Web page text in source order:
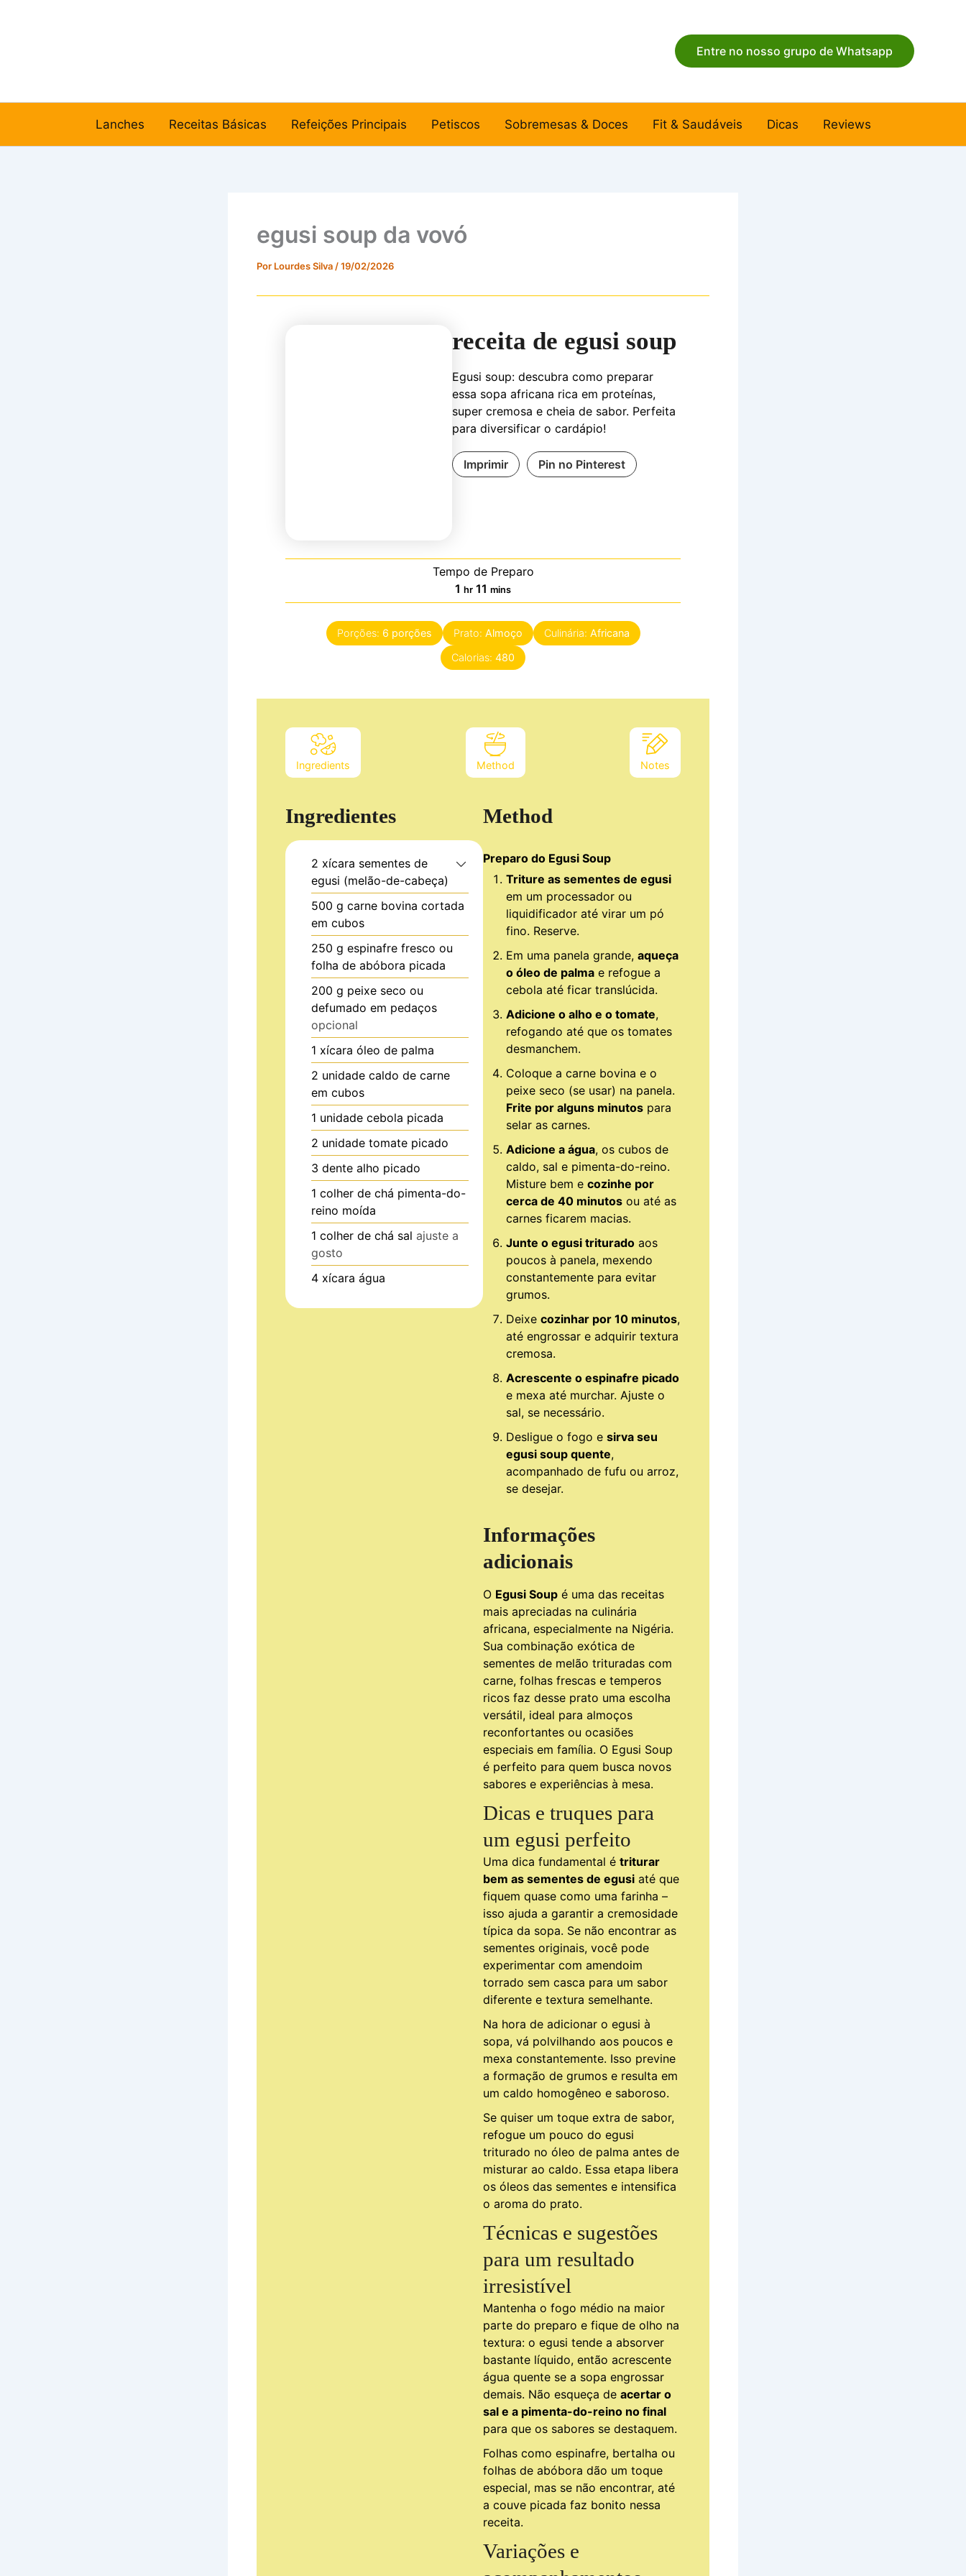
Entre no nosso grupo de Whatsapp
Lanches Receitas Básicas Refeições Principais Petiscos Sobremesas & Doces Fit & Saudáveis Dicas Reviews
egusi soup da vovó
Por Lourdes Silva /19/02/2026
receita de egusi soup
Egusi soup: descubra como preparar
essa sopa africana rica em proteínas,
super cremosa e cheia de sabor. Perfeita
para diversificar o cardápio!
Imprimir Pin no Pinterest
Tempo de Preparo
1 hora
hr 11 minutes
mins
Porções: 6 porções Prato: Almoço Culinária: Africana
Calorias: 480
Ingredients Method Notes
Ingredientes
2 xícara sementes de
egusi (melão-de-cabeça)
500 g carne bovina cortada
em cubos
250 g espinafre fresco ou
folha de abóbora picada
200 g peixe seco ou
defumado em pedaços
opcional
1 xícara óleo de palma
2 unidade caldo de carne
em cubos
1 unidade cebola picada
2 unidade tomate picado
3 dente alho picado
1 colher de chá pimenta-do-
reino moída
1 colher de chá sal ajuste a
gosto
4 xícara água
Method
Preparo do Egusi Soup
Triture as sementes de egusi
em um processador ou
liquidificador até virar um pó
fino. Reserve.
Em uma panela grande, aqueça
o óleo de palma e refogue a
cebola até ficar translúcida.
Adicione o alho e o tomate,
refogando até que os tomates
desmanchem.
Coloque a carne bovina e o
peixe seco (se usar) na panela.
Frite por alguns minutos para
selar as carnes.
Adicione a água, os cubos de
caldo, sal e pimenta-do-reino.
Misture bem e cozinhe por
cerca de 40 minutos ou até as
carnes ficarem macias.
Junte o egusi triturado aos
poucos à panela, mexendo
constantemente para evitar
grumos.
Deixe cozinhar por 10 minutos,
até engrossar e adquirir textura
cremosa.
Acrescente o espinafre picado
e mexa até murchar. Ajuste o
sal, se necessário.
Desligue o fogo e sirva seu
egusi soup quente,
acompanhado de fufu ou arroz,
se desejar.
Informações
adicionais
O Egusi Soup é uma das receitas
mais apreciadas na culinária
africana, especialmente na Nigéria.
Sua combinação exótica de
sementes de melão trituradas com
carne, folhas frescas e temperos
ricos faz desse prato uma escolha
versátil, ideal para almoços
reconfortantes ou ocasiões
especiais em família. O Egusi Soup
é perfeito para quem busca novos
sabores e experiências à mesa.
Dicas e truques para
um egusi perfeito
Uma dica fundamental é triturar
bem as sementes de egusi até que
fiquem quase como uma farinha –
isso ajuda a garantir a cremosidade
típica da sopa. Se não encontrar as
sementes originais, você pode
experimentar com amendoim
torrado sem casca para um sabor
diferente e textura semelhante.
Na hora de adicionar o egusi à
sopa, vá polvilhando aos poucos e
mexa constantemente. Isso previne
a formação de grumos e resulta em
um caldo homogêneo e saboroso.
Se quiser um toque extra de sabor,
refogue um pouco do egusi
triturado no óleo de palma antes de
misturar ao caldo. Essa etapa libera
os óleos das sementes e intensifica
o aroma do prato.
Técnicas e sugestões
para um resultado
irresistível
Mantenha o fogo médio na maior
parte do preparo e fique de olho na
textura: o egusi tende a absorver
bastante líquido, então acrescente
água quente se a sopa engrossar
demais. Não esqueça de acertar o
sal e a pimenta-do-reino no final
para que os sabores se destaquem.
Folhas como espinafre, bertalha ou
folhas de abóbora dão um toque
especial, mas se não encontrar, até
a couve picada faz bonito nessa
receita.
Variações e